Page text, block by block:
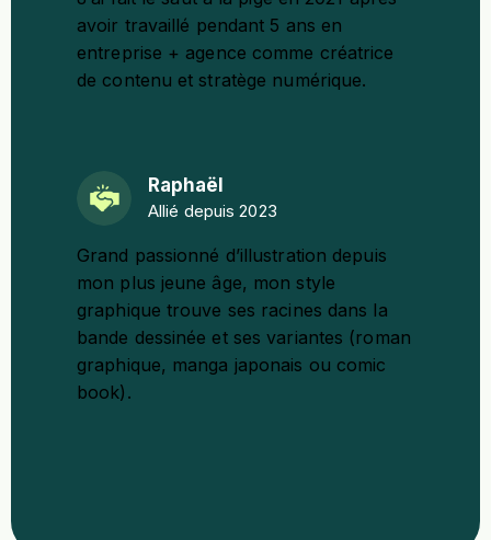
avoir travaillé pendant 5 ans en
entreprise + agence comme créatrice
de contenu et stratège numérique.
Raphaël
Allié depuis 2023
Grand passionné d’illustration depuis
mon plus jeune âge, mon style
graphique trouve ses racines dans la
bande dessinée et ses variantes (roman
graphique, manga japonais ou comic
book).